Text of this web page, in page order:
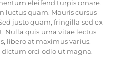
eleifend turpis ornare.
luctus quam. Mauris cursus
justo quam, fringilla sed ex
Nulla quis urna vitae lectus
libero at maximus varius,
dictum orci odio ut magna.